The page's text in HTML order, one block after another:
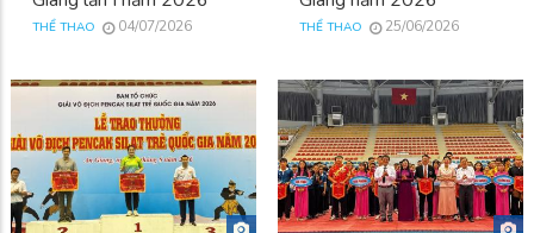
THỂ THAO 04/07/2026 THỂ THAO 25/06/2026